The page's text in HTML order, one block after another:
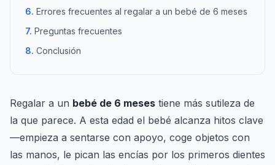
Errores frecuentes al regalar a un bebé de 6 meses
Preguntas frecuentes
Conclusión
Regalar a un bebé de 6 meses tiene más sutileza de
la que parece. A esta edad el bebé alcanza hitos clave
—empieza a sentarse con apoyo, coge objetos con
las manos, le pican las encías por los primeros dientes